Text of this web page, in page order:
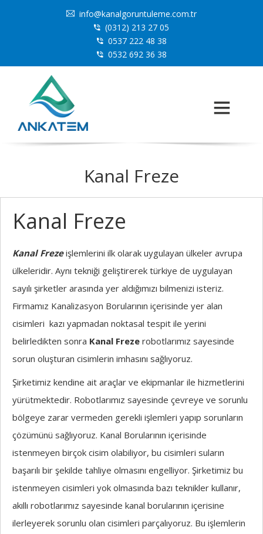
info@kanalgoruntuleme.com.tr
(0312) 213 27 05
0537 222 48 38
0532 692 36 38
Kanal Freze
Kanal Freze
Kanal Frezeişlemlerini ilk olarak uygulayan ülkeler avrupa
ülkeleridir. Aynı tekniği geliştirerek türkiye de uygulayan
sayılı şirketler arasında yer aldığımızı bilmenizi isteriz.
Firmamız Kanalizasyon Borularının içerisinde yer alan
cisimleri kazı yapmadan noktasal tespit ile yerini
belirledikten sonra Kanal Freze robotlarımız sayesinde
sorun oluşturan cisimlerin imhasını sağlıyoruz.
Şirketimiz kendine ait araçlar ve ekipmanlar ile hizmetlerini
yürütmektedir. Robotlarımız sayesinde çevreye ve sorunlu
bölgeye zarar vermeden gerekli işlemleri yapıp sorunların
çözümünü sağlıyoruz. Kanal Borularının içerisinde
istenmeyen birçok cisim olabiliyor, bu cisimleri suların
başarılı bir şekilde tahliye olmasını engelliyor. Şirketimiz bu
istenmeyen cisimleri yok olmasında bazı teknikler kullanır,
akıllı robotlarımız sayesinde kanal borularının içerisine
ilerleyerek sorunlu olan cisimleri parçalıyoruz. Bu işlemlerin